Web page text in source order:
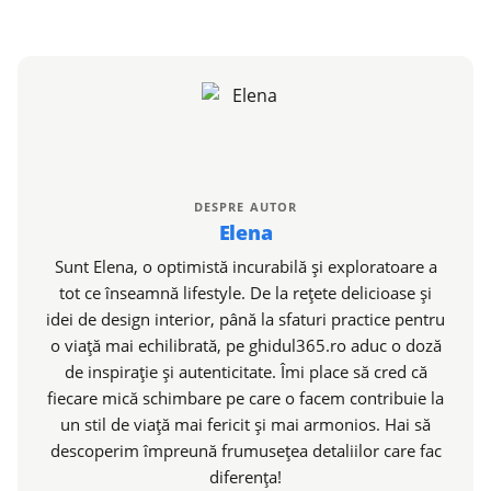
DESPRE AUTOR
Elena
Sunt Elena, o optimistă incurabilă și exploratoare a
tot ce înseamnă lifestyle. De la rețete delicioase și
idei de design interior, până la sfaturi practice pentru
o viață mai echilibrată, pe ghidul365.ro aduc o doză
de inspirație și autenticitate. Îmi place să cred că
fiecare mică schimbare pe care o facem contribuie la
un stil de viață mai fericit și mai armonios. Hai să
descoperim împreună frumusețea detaliilor care fac
diferența!